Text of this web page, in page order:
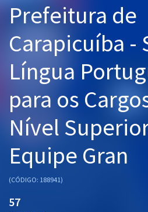
Cursos 20% OFF
Pós
Graduação
OAB
Mentorias
Questões grátis
Prefeitura de
Carapicuíba -
Língua
para os
Nível
Equipe Gran
(CÓDIGO: 188941)
57